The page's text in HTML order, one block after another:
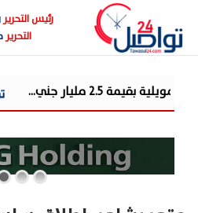
رئيس التحرير
التحرير
بنك مصر يشارك في